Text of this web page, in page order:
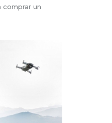
comprar un